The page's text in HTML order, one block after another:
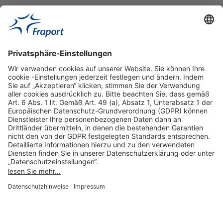
Hilfreiche Links
Online einkaufen & buchen
Über uns